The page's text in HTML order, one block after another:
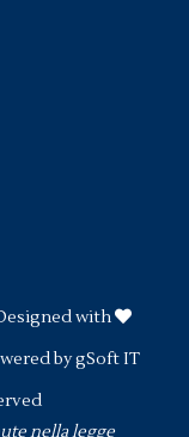
with
bygSoft IT
nella legge